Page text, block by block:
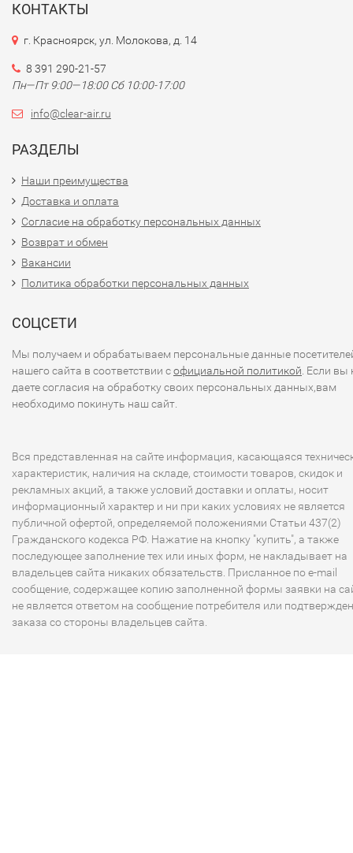
КОНТАКТЫ
г. Красноярск, ул. Молокова, д. 14
8 391 290-21-57
Пн—Пт 9:00—18:00 Сб 10:00-17:00
info@clear-air.ru
РАЗДЕЛЫ
Наши преимущества
Доставка и оплата
Согласие на обработку персональных данных
Возврат и обмен
Вакансии
Политика обработки персональных данных
СОЦСЕТИ
Мы получаем и обрабатываем персональные данные
нашего сайта в соответствии софициальной политикой . Если вы
даете согласия на обработку своих персональных данных,вам
необходимо покинуть наш сайт.
Вся представленная на сайте информация, касающаяся
характеристик, наличия на складе, стоимости товаров, скидок и
рекламных акций, а также условий доставки и оплаты, носит
информационный характер и ни при каких условиях не является
публичной офертой, определяемой положениями Статьи 437(2)
Гражданского кодекса РФ. Нажатие на кнопку "купить", а также
последующее заполнение тех или иных форм, не накладывает на
владельцев сайта никаких обязательств. Присланное по e-mail
сообщение, содержащее копию заполненной формы заявки на
не является ответом на сообщение потребителя или
заказа со стороны владельцев сайта.